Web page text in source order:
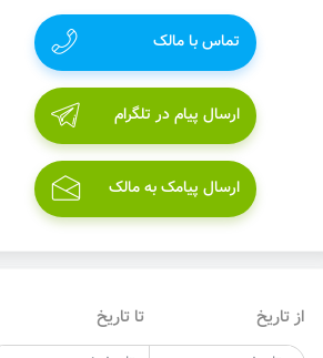
تماس با مالک
ارسال پیام در تلگرام
ارسال پیامک به مالک
از تاریخ تا تاریخ